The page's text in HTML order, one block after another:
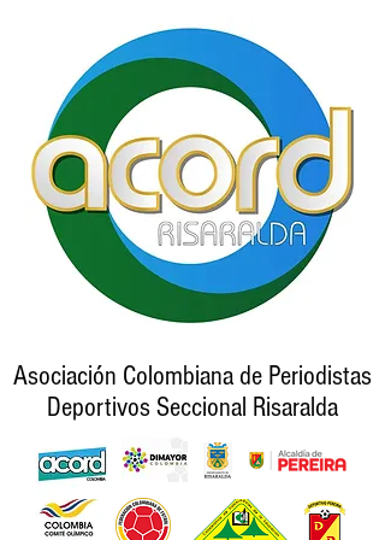
Asociación Colombiana de Periodistas
Deportivos Seccional Risaralda